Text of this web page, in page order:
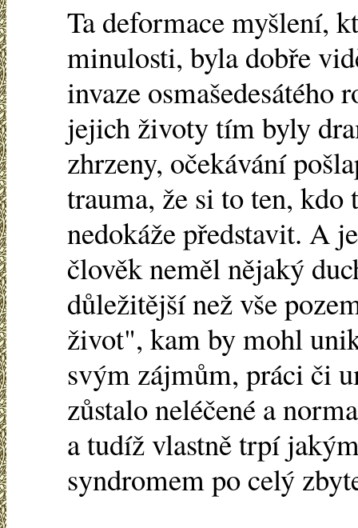
Ta deformace myšlení,
minulosti, byla dobře
invaze
jejich životy tím byly
zhrzeny, očekávání
trauma, že si to ten,
nedokáže představit. A
člověk neměl nějaký
důležitější než vše
život", kam by mohl
svým zájmům, práci či
zůstalo neléčené a
a tudíž vlastně trpí
syndromem po celý